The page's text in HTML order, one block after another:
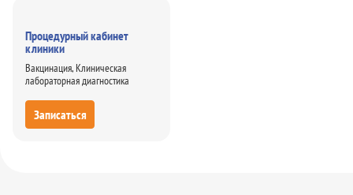
Процедурный кабинет
клиники
Вакцинация, Клиническая
лабораторная диагностика
Записаться